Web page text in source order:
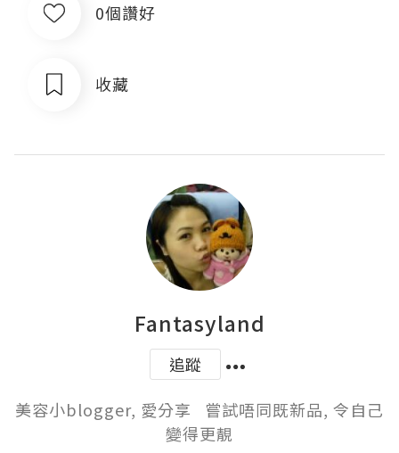
0個讚好
收藏
Fantasyland
追蹤
美容小blogger, 愛分享   嘗試唔同既新品, 令自己
變得更靚